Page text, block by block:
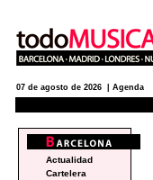
07 de agosto de 2026 | Agenda
Actualidad
Cartelera